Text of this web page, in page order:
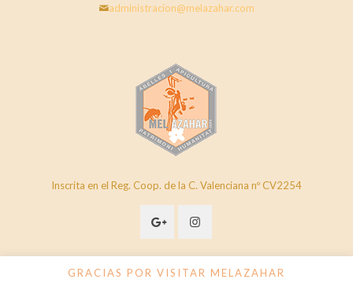
administracion@melazahar.com
Inscrita en el Reg. Coop. de la C. Valenciana nº CV2254
GRACIAS POR VISITAR MELAZAHAR